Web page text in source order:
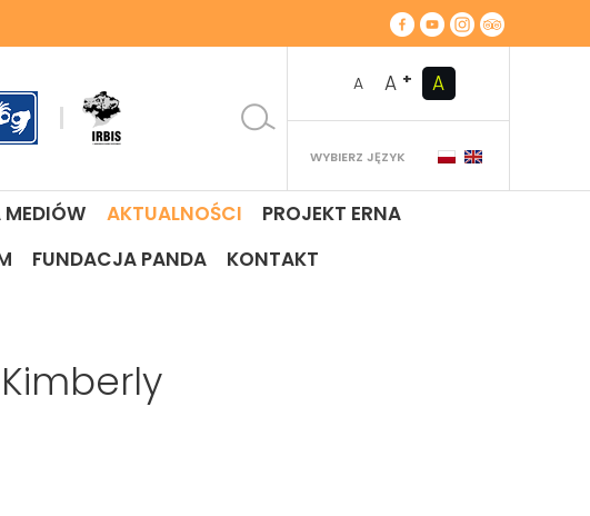
A A + A
WYBIERZ JĘZYK
MEDIÓW AKTUALNOŚCI
PROJEKT ERNA
FUNDACJA PANDA KONTAKT